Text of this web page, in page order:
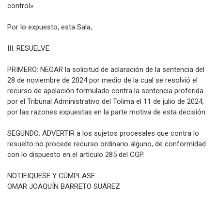
control».
Por lo expuesto, esta Sala,
III. RESUELVE
PRIMERO: NEGAR la solicitud de aclaración de la sentencia del
28 de noviembre de 2024 por medio de la cual se resolvió el
recurso de apelación formulado contra la sentencia proferida
por el Tribunal Administrativo del Tolima el 11 de julio de 2024,
por las razones expuestas en la parte motiva de esta decisión.
SEGUNDO: ADVERTIR a los sujetos procesales que contra lo
resuelto no procede recurso ordinario alguno, de conformidad
con lo dispuesto en el artículo 285 del CGP.
NOTIFIQUESE Y CÚMPLASE
OMAR JOAQUÍN BARRETO SUÁREZ